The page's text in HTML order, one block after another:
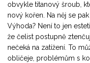
obvykle titanový šroub,
nový kořen. Na něj se
Výhoda? Není to jen
že čelist postupně
nečeká na zatížení. To
obličeje, problémům s